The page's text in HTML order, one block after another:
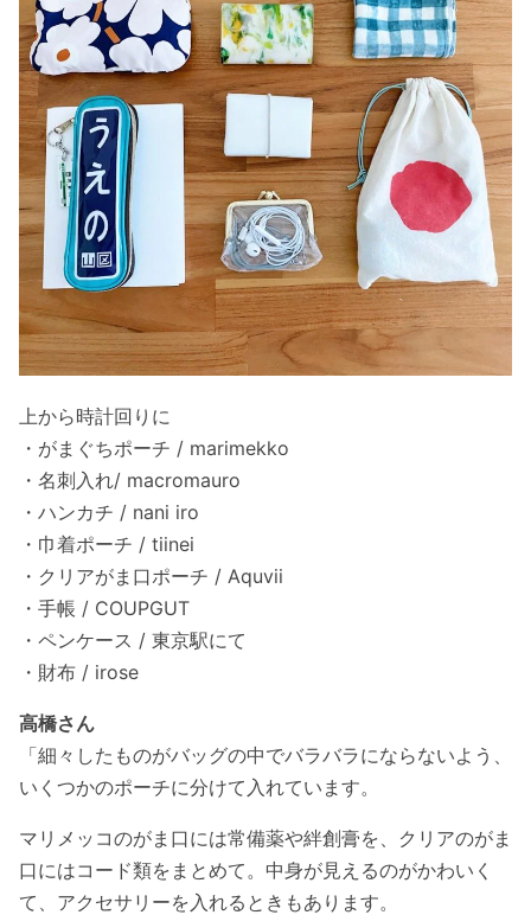
上から時計回りに
・がまぐちポーチ / marimekko
・名刺入れ/ macromauro
・ハンカチ / nani iro
・巾着ポーチ / tiinei
・クリアがま口ポーチ / Aquvii
・手帳 / COUPGUT
・ペンケース / 東京駅にて
・財布 / irose
高橋さん
「細々したものがバッグの中でバラバラにならないよう、
いくつかのポーチに分けて入れています。
マリメッコのがま口には常備薬や絆創膏を、クリアのがま
口にはコード類をまとめて。中身が見えるのがかわいく
て、アクセサリーを入れるときもあります。